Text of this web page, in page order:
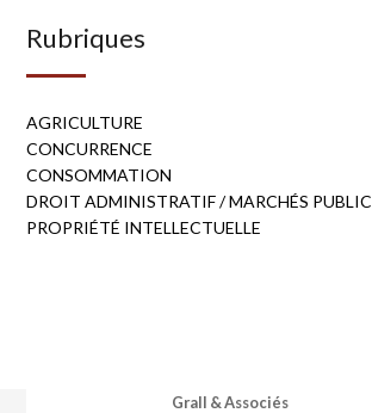
Rubriques
AGRICULTURE
CONCURRENCE
CONSOMMATION
DROIT ADMINISTRATIF / MARCHÉS PUBLIC
PROPRIÉTÉ INTELLECTUELLE
Grall & Associés